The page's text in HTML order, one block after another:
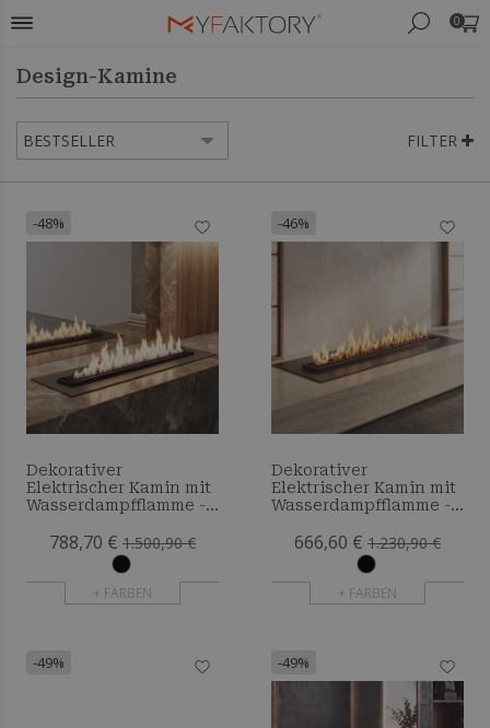
0
Design-Kamine
FILTER
-48%
Dekorativer
Elektrischer Kamin mit
Wasserdampfflamme -
788,70 € 1.500,90 €
+ FARBEN
-46%
Dekorativer
Elektrischer Kamin mit
Wasserdampfflamme -
666,60 € 1.230,90 €
+ FARBEN
-49% -49%